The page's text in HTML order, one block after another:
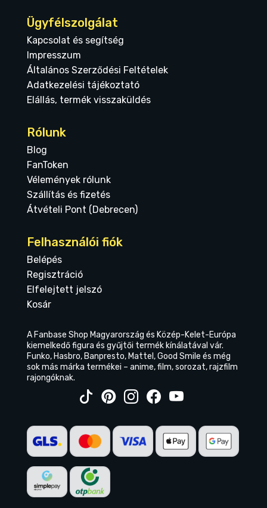
Ügyfélszolgálat
Kapcsolat és segítség
Impresszum
Általános Szerződési Feltételek
Adatkezelési tájékoztató
Elállás, termék visszaküldés
Rólunk
Blog
FanToken
Vélemények rólunk
Szállítás és fizetés
Átvételi Pont (Debrecen)
Felhasználói fiók
Belépés
Regisztráció
Elfelejtett jelszó
Kosár
A Fanbase Shop Magyarország és Közép-Kelet-Európa
kiemelkedő figura és gyűjtői termék kínálatával vár.
Funko, Hasbro, Banpresto, Mattel, Good Smile és még
sok más márka termékei – anime, film, sorozat, rajzfilm
rajongóknak.